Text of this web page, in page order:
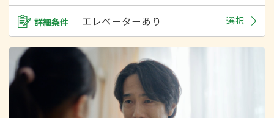
詳細条件 エレベーターあり 選択